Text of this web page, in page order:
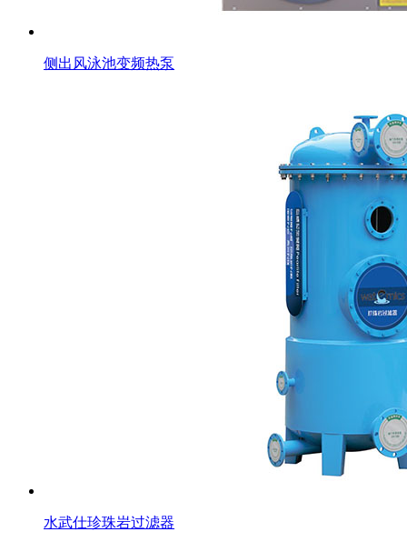
侧出风泳池变频热泵
水武仕珍珠岩过滤器